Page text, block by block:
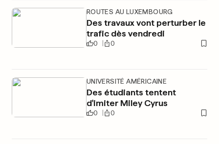
ROUTES AU LUXEMBOURG
Des travaux vont perturber le
trafic dès vendredi
0 0
UNIVERSITÉ AMÉRICAINE
Des étudiants tentent
d'imiter Miley Cyrus
0 0